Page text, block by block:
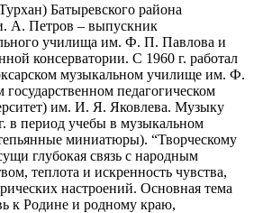
Батыревского района
А. Петров – выпускник
училища им. Ф. П. Павлова и
консерватории. С 1960 г. работал
музыкальном училище им. Ф.
педагогическом
им. И. Я. Яковлева. Музыку
в период учебы в музыкальном
миниатюры). “Творческому
глубокая связь с народным
теплота и искренность чувства,
настроений. Основная тема
к Родине и родному краю,